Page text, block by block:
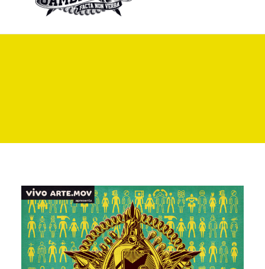
CLIPPING